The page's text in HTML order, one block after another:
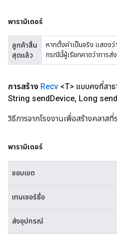
พารามิเตอร์
ลูกค้าสิ้น
สุดแล้ว
หากตั้งค่าเป็นจริง แสดง
กรณีนี้ผู้เรียกคาดว่าการส่
การสร้าง Recv <T> แบบคงที่สา
String sendDevice, Long send
วิธีการจากโรงงานเพื่อสร้างคลาส
พารามิเตอร์
ขอบเขต
เทนเซอร์ชื่อ
ส่งอุปกรณ์